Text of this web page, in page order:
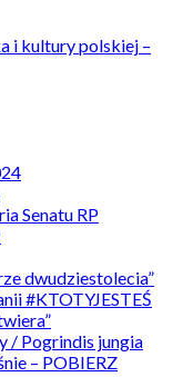
i kultury polskiej –
Senatu RP
dwudziestolecia”
#KTOTYJESTEŚ
/ Pogrindis jungia
– POBIERZ